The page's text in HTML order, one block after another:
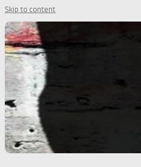
Skip to content